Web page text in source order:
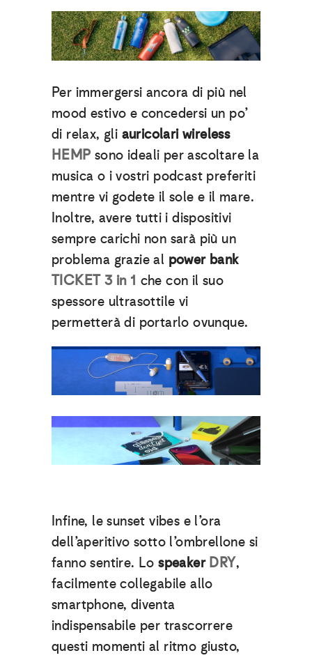
Per immergersi ancora di più nel
mood estivo e concedersi un po’
di relax, gliauricolari wireless
HEMPsono ideali per ascoltare la
musica o i vostri podcast preferiti
mentre vi godete il sole e il mare.
Inoltre, avere tutti i dispositivi
sempre carichi non sarà più un
problema grazie al power bank
TICKET 3 in 1 che con il suo
spessore ultrasottile vi
permetterà di portarlo ovunque.
Infine, le sunset vibes e l’ora
dell’aperitivo sotto l’ombrellone si
fanno sentire. LospeakerDRY,
facilmente collegabile allo
smartphone, diventa
indispensabile per trascorrere
questi momenti al ritmo giusto,